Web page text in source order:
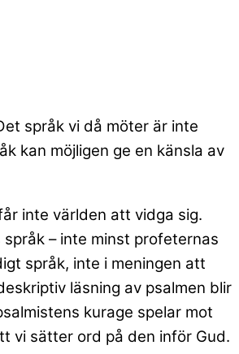
språk vi då möter är inte
kan möjligen ge en känsla av
inte världen att vidga sig.
– inte minst profeternas
språk, inte i meningen att
läsning av psalmen blir
kurage spelar mot
vi sätter ord på den inför Gud.